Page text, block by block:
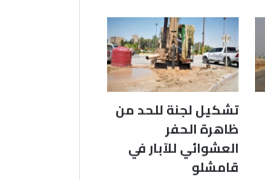
تشكيل لجنة للحد من
ظاهرة الحفر
العشوائي للآبار في
قامشلو